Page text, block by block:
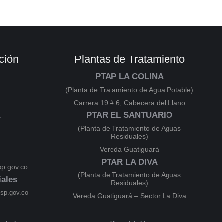
Plantas de Tratamiento
PTAP LA COLINA
(Planta de Tratamiento de Agua Potable)
Carrera 19 # 6, Cabecera del Llano
PTAR EL SANTUARIO
(Planta de Tratamiento de Aguas
Residuales)
Vereda Guatiguará
PTAR LA DIVA
(Planta de Tratamiento de Aguas
Residuales)
Vereda Guatiguará – Sector La Diva